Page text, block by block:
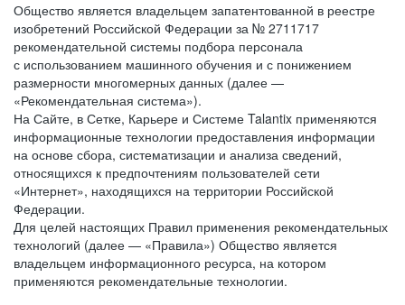
Общество является владельцем запатентованной в реестре
изобретений Российской Федерации за № 2711717
рекомендательной системы подбора персонала
с использованием машинного обучения и с понижением
размерности многомерных данных (далее —
«Рекомендательная система»).
На Сайте, в Сетке, Карьере и Системе Talantix применяются
информационные технологии предоставления информации
на основе сбора, систематизации и анализа сведений,
относящихся к предпочтениям пользователей сети
«Интернет», находящихся на территории Российской
Федерации.
Для целей настоящих Правил применения рекомендательных
технологий (далее — «Правила») Общество является
владельцем информационного ресурса, на котором
применяются рекомендательные технологии.